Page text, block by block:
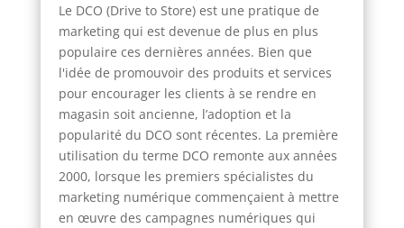
Le DCO (Drive to Store) est une pratique de
marketing qui est devenue de plus en plus
populaire ces dernières années. Bien que
l'idée de promouvoir des produits et services
pour encourager les clients à se rendre en
magasin soit ancienne, l’adoption et la
popularité du DCO sont récentes. La première
utilisation du terme DCO remonte aux années
2000, lorsque les premiers spécialistes du
marketing numérique commençaient à mettre
en œuvre des campagnes numériques qui